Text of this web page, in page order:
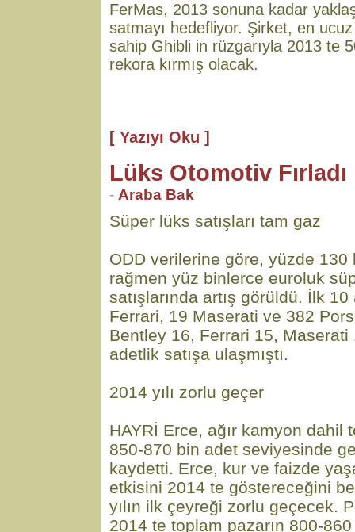
FerMas, 2013 sonuna kadar
satmayı hedefliyor. Şirket, en
sahip Ghibli in rüzgarıyla 2013 te
rekora kırmış olacak.
[ Yazıyı Oku ]
Lüks Otomotiv Fırladı
- Araba Bak
Süper lüks satışları tam gaz
ODD verilerine göre, yüzde 130
rağmen yüz binlerce euroluk
satışlarında artış görüldü. İlk
Ferrari, 19 Maserati ve 382
Bentley 16, Ferrari 15,
adetlik satışa ulaşmıştı.
2014 yılı zorlu geçer
HAYRİ Erce, ağır kamyon dahil
850-870 bin adet seviyesinde
kaydetti. Erce, kur ve faizde
etkisini 2014 te göstereceğini
yılın ilk çeyreği zorlu geçecek.
2014 te toplam pazarın 800-860